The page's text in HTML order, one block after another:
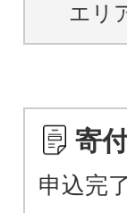
エリ
寄
申込完